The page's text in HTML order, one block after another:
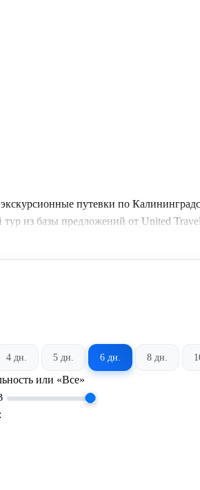
путевки по
из базы предложений от United
4 дн. 5 дн. 6 дн. 8 дн.
или «Все»